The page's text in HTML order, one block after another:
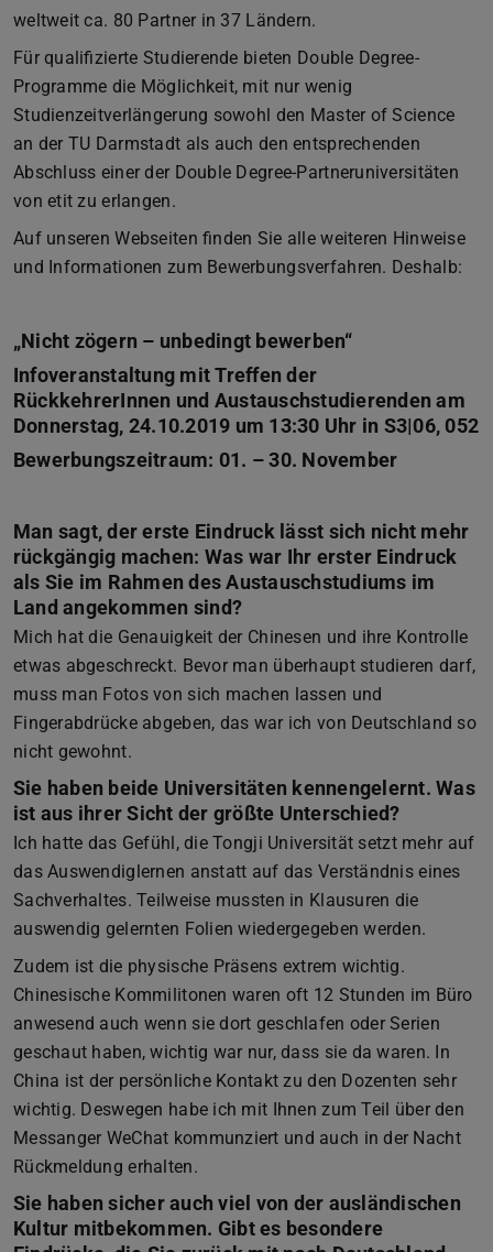
weltweit ca. 80 Partner in 37 Ländern.
Für qualifizierte Studierende bieten Double Degree-
Programme die Möglichkeit, mit nur wenig
Studienzeitverlängerung sowohl den Master of Science
an der TU Darmstadt als auch den entsprechenden
Abschluss einer der Double Degree-Partneruniversitäten
von etit zu erlangen.
Auf unseren Webseiten finden Sie alle weiteren Hinweise
und Informationen zum Bewerbungsverfahren. Deshalb:
„Nicht zögern – unbedingt bewerben“
Infoveranstaltung mit Treffen der
RückkehrerInnen und Austauschstudierenden am
Donnerstag, 24.10.2019 um 13:30 Uhr in S3|06, 052
Bewerbungszeitraum: 01. – 30. November
Man sagt, der erste Eindruck lässt sich nicht mehr
rückgängig machen: Was war Ihr erster Eindruck
als Sie im Rahmen des Austauschstudiums im
Land angekommen sind?
Mich hat die Genauigkeit der Chinesen und ihre Kontrolle
etwas abgeschreckt. Bevor man überhaupt studieren darf,
muss man Fotos von sich machen lassen und
Fingerabdrücke abgeben, das war ich von Deutschland so
nicht gewohnt.
Sie haben beide Universitäten kennengelernt. Was
ist aus ihrer Sicht der größte Unterschied?
Ich hatte das Gefühl, die Tongji Universität setzt mehr auf
das Auswendiglernen anstatt auf das Verständnis eines
Sachverhaltes. Teilweise mussten in Klausuren die
auswendig gelernten Folien wiedergegeben werden.
Zudem ist die physische Präsens extrem wichtig.
Chinesische Kommilitonen waren oft 12 Stunden im Büro
anwesend auch wenn sie dort geschlafen oder Serien
geschaut haben, wichtig war nur, dass sie da waren. In
China ist der persönliche Kontakt zu den Dozenten sehr
wichtig. Deswegen habe ich mit Ihnen zum Teil über den
Messanger WeChat kommunziert und auch in der Nacht
Rückmeldung erhalten.
Sie haben sicher auch viel von der ausländischen
Kultur mitbekommen. Gibt es besondere